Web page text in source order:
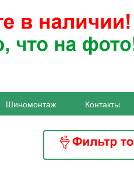
Шиномонтаж Контакты